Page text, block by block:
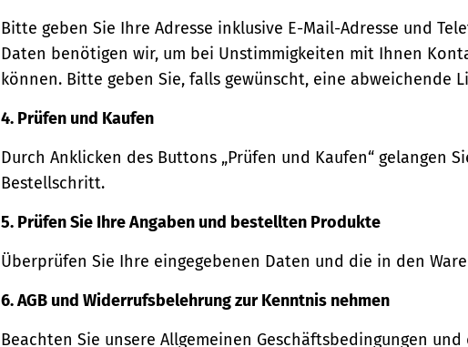
Bitte geben Sie Ihre Adresse inklusive E-Mail-Adresse und
Daten benötigen wir, um bei Unstimmigkeiten mit Ihnen
können. Bitte geben Sie, falls gewünscht, eine abweichende
4. Prüfen und Kaufen
Durch Anklicken des Buttons „Prüfen und Kaufen“ gelangen
Bestellschritt.
5. Prüfen Sie Ihre Angaben und bestellten Produkte
Überprüfen Sie Ihre eingegebenen Daten und die in den
6. AGB und Widerrufsbelehrung zur Kenntnis nehmen
Beachten Sie unsere Allgemeinen Geschäftsbedingungen